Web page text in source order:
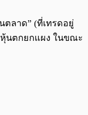
ตลาด” (ที่เทรดอยู่
หุ้นตกยกแผง ในขณะ